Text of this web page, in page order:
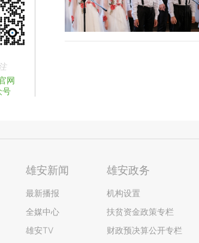
网
号
雄安新闻
最新播报
全媒中心
雄安TV
雄安政务
机构设置
扶贫资金政策专栏
财政预决算公开专栏